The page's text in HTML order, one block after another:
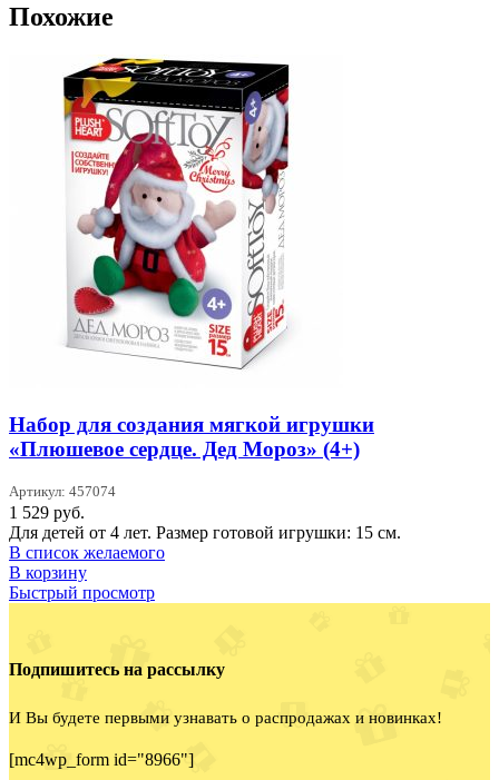
Похожие
Набор для создания мягкой игрушки
«Плюшевое сердце. Дед Мороз» (4+)
Артикул: 457074
1 529 руб.
Для детей от 4 лет. Размер готовой игрушки: 15 см.
В список желаемого
В корзину
Быстрый просмотр
Подпишитесь на рассылку
И Вы будете первыми узнавать о распродажах и новинках!
[mc4wp_form id="8966"]